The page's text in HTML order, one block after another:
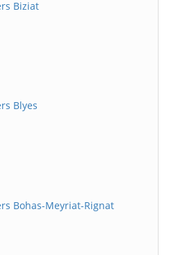
Biziat
Blyes
Bohas-Meyriat-Rignat